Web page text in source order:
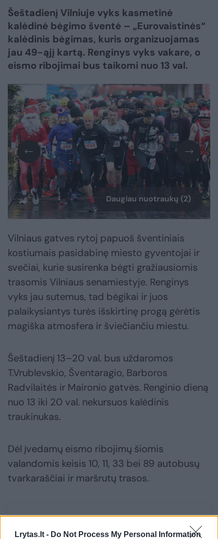
Lrytas.lt - Do Not Process My Personal Information
Šeštadienį Vilniuje vyks kasmetinė
kalėdinė bėgimo šventė – „Eurovaistinės“
kalėdinis bėgimas, kuris organizuojamas
jau 49-ąjį kartą. Renginys vyks vakare, o
eismo ribojimai bus taikomi nuo 13 val.
Daugiau nuotraukų (2)
Vilniaus gatves rytoj papuoš šventiniais
kostiumais pasidabinę miesto gyventojai ir
svečiai, kurie susirenka bėgti gražiausiomis
trasomis Vilniaus senamiestyje. Renginys
vyks jau sutemus, tad bėgikai ir juos
palaikysiantys turės išskirtinę progą gėrėtis
magiška atmosfera ir šviečiančiu miestu.
Šeštadienį 13–20 val. bus uždaromos
T.Vrublevskio, Šventaragio, Barboros
Radvilaitės ir Maironio gatvės. Renginio dieną
nuo 13 iki 20 val. nekursuos kalėdinis
traukinukas.
Dėl įvedamų eismo ribojimų šiomis
valandomis keisis 10, 11, 33 bei 89 autobusų
tvarkaraščiai ir maršrutų trasos.
Susiję straipsniai